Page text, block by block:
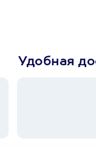
Удобная